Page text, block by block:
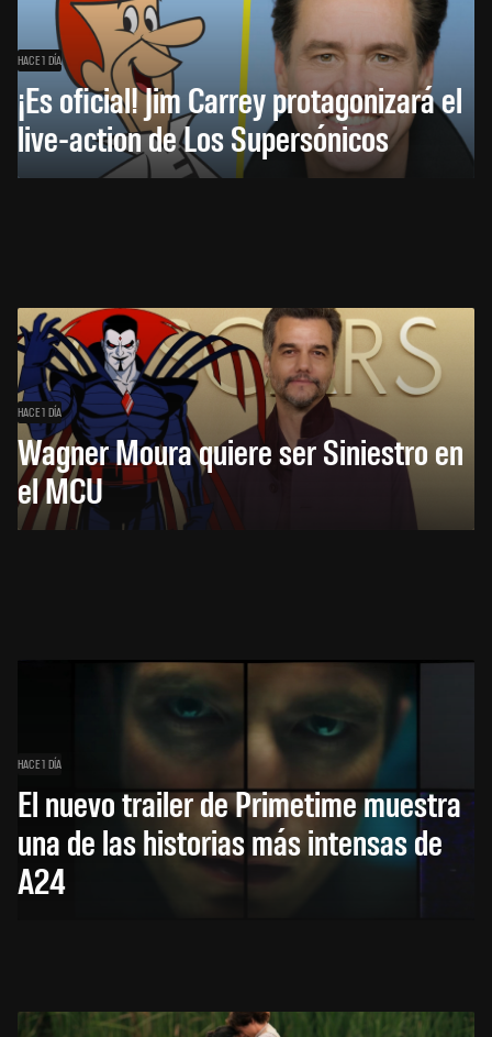
HACE 1 DÍA
¡Es oficial! Jim Carrey protagonizará el
live-action de Los Supersónicos
HACE 1 DÍA
Wagner Moura quiere ser Siniestro en
el MCU
HACE 1 DÍA
El nuevo trailer de Primetime muestra
una de las historias más intensas de
A24